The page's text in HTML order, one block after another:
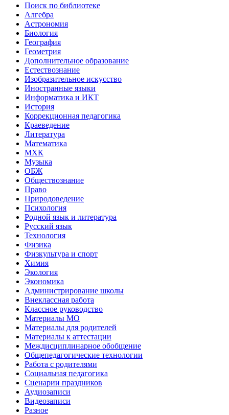
Поиск по библиотеке
Алгебра
Астрономия
Биология
География
Геометрия
Дополнительное образование
Естествознание
Изобразительное искусство
Иностранные языки
Информатика и ИКТ
История
Коррекционная педагогика
Краеведение
Литература
Математика
МХК
Музыка
ОБЖ
Обществознание
Право
Природоведение
Психология
Родной язык и литература
Русский язык
Технология
Физика
Физкультура и спорт
Химия
Экология
Экономика
Администрирование школы
Внеклассная работа
Классное руководство
Материалы МО
Материалы для родителей
Материалы к аттестации
Междисциплинарное обобщение
Общепедагогические технологии
Работа с родителями
Социальная педагогика
Сценарии праздников
Аудиозаписи
Видеозаписи
Разное